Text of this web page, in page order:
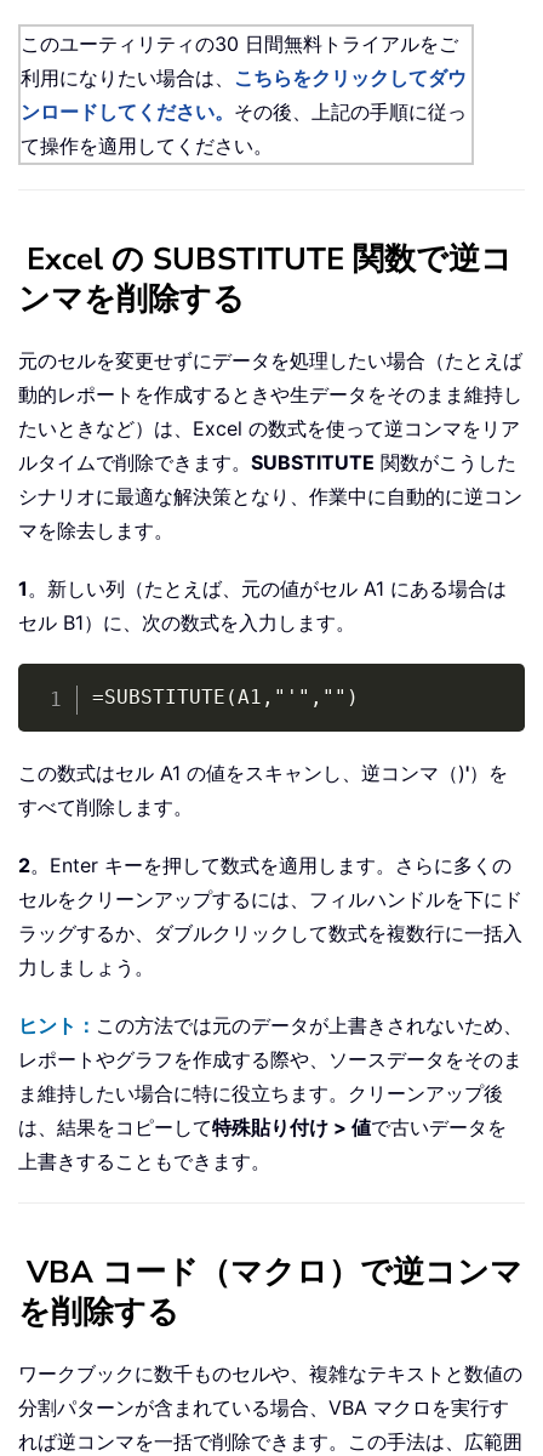
このユーティリティの30 日間無料トライアルをご
利用になりたい場合は、 こちらをクリックしてダウ
ンロードしてください。 その後、上記の手順に従っ
て操作を適用してください。
Excel の SUBSTITUTE 関数で逆コ
ンマを削除する
元のセルを変更せずにデータを処理したい場合（たとえば
動的レポートを作成するときや生データをそのまま維持し
たいときなど）は、Excel の数式を使って逆コンマをリア
ルタイムで削除できます。 SUBSTITUTE 関数がこうした
シナリオに最適な解決策となり、作業中に自動的に逆コン
マを除去します。
1。新しい列（たとえば、元の値がセル A1 にある場合は
セル B1）に、次の数式を入力します。
=SUBSTITUTE(A1,"'","")
この数式はセル A1 の値をスキャンし、逆コンマ（)'）を
すべて削除します。
2。Enter キーを押して数式を適用します。さらに多くの
セルをクリーンアップするには、フィルハンドルを下にド
ラッグするか、ダブルクリックして数式を複数行に一括入
力しましょう。
ヒント： この方法では元のデータが上書きされないため、
レポートやグラフを作成する際や、ソースデータをそのま
ま維持したい場合に特に役立ちます。クリーンアップ後
は、結果をコピーして特殊貼り付け > 値で古いデータを
上書きすることもできます。
VBA コード（マクロ）で逆コンマ
を削除する
ワークブックに数千ものセルや、複雑なテキストと数値の
分割パターンが含まれている場合、VBA マクロを実行す
れば逆コンマを一括で削除できます。この手法は、広範囲